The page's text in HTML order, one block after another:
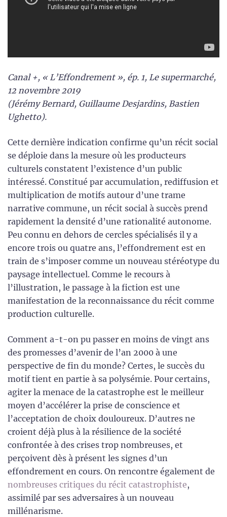
Canal +, « L’Effondrement », ép. 1, Le supermarché,
12 novembre 2019
(Jérémy Bernard, Guillaume Desjardins, Bastien
Ughetto).
Cette dernière indication confirme qu’un récit social
se déploie dans la mesure où les producteurs
culturels constatent l’existence d’un public
intéressé. Constitué par accumulation, rediffusion et
multiplication de motifs autour d’une trame
narrative commune, un récit social à succès prend
rapidement la densité d’une rationalité autonome.
Peu connu en dehors de cercles spécialisés il y a
encore trois ou quatre ans, l’effondrement est en
train de s’imposer comme un nouveau stéréotype du
paysage intellectuel. Comme le recours à
l’illustration, le passage à la fiction est une
manifestation de la reconnaissance du récit comme
production culturelle.
Comment a-t-on pu passer en moins de vingt ans
des promesses d’avenir de l’an 2000 à une
perspective de fin du monde? Certes, le succès du
motif tient en partie à sa polysémie. Pour certains,
agiter la menace de la catastrophe est le meilleur
moyen d’accélérer la prise de conscience et
l’acceptation de choix douloureux. D’autres ne
croient déjà plus à la résilience de la société
confrontée à des crises trop nombreuses, et
perçoivent dès à présent les signes d’un
effondrement en cours. On rencontre également de
nombreuses critiques du récit catastrophiste,
assimilé par ses adversaires à un nouveau
millénarisme.